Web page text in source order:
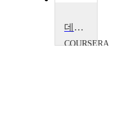
데이터 시각화
COURSERA